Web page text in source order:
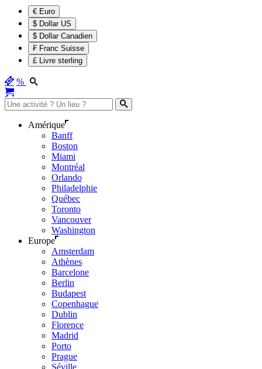
€ Euro
$ Dollar US
$ Dollar Canadien
₣ Franc Suisse
£ Livre sterling
%
Amérique
Banff
Boston
Miami
Montréal
Orlando
Philadelphie
Québec
Toronto
Vancouver
Washington
Europe
Amsterdam
Athènes
Barcelone
Berlin
Budapest
Copenhague
Dublin
Florence
Madrid
Porto
Prague
Séville